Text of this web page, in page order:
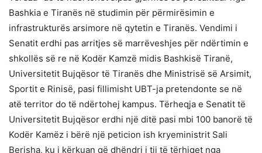
Bashkia e Tiranës në studimin për përmirësimin e
infrastrukturës arsimore në qytetin e Tiranës. Vendimi i
Senatit erdhi pas arritjes së marrëveshjes për ndërtimin e
shkollës së re në Kodër Kamzë midis Bashkisë Tiranë,
Universitetit Bujqësor të Tiranës dhe Ministrisë së Arsimit,
Sportit e Rinisë, pasi fillimisht UBT-ja pretendonte se në
atë territor do të ndërtohej kampus. Tërheqja e Senatit të
Universitetit Bujqësor erdhi një ditë pasi mbi 100 banorë të
Kodër Kamëz i bërë një peticion ish kryeministrit Sali
Berisha, ku i kërkuan që dhëndri i tij të tërhiqet nga